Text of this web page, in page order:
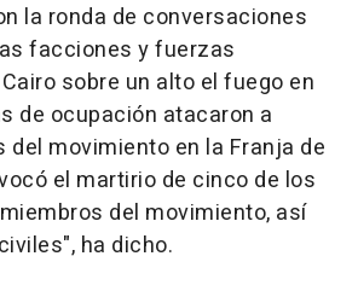
la ronda de conversaciones
facciones y fuerzas
sobre un alto el fuego en
de ocupación atacaron a
movimiento en la Franja de
el martirio de cinco de los
del movimiento, así
ha dicho.